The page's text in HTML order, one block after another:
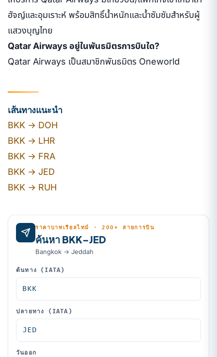
ฮัจญ์และอุมเราะห์ พร้อมสิทธิ์น้ำหนักและน้ำซัมซัมสำหรับผู้
แสวงบุญไทย
Qatar Airways อยู่ในพันธมิตรการบินใด?
Qatar Airways เป็นสมาชิกพันธมิตร Oneworld
เส้นทางแนะนำ
BKK → DOH
BKK → LHR
BKK → FRA
BKK → JED
BKK → RUH
ราคาบาทเรียลไทม์ · 200+ สายการบิน
ค้นหา BKK–JED
Bangkok → Jeddah
ต้นทาง (IATA)
ปลายทาง (IATA)
วันออก